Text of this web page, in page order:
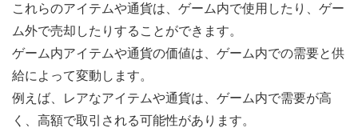
これらのアイテムや通貨は、ゲーム内で使用したり、ゲー
ム外で売却したりすることができます。
ゲーム内アイテムや通貨の価値は、ゲーム内での需要と供
給によって変動します。
例えば、レアなアイテムや通貨は、ゲーム内で需要が高
く、高額で取引される可能性があります。